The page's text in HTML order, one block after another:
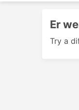
Er
Try a